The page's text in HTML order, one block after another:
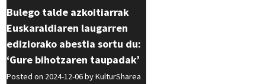
Bulego talde azkoitiarrak
Euskaraldiaren laugarren
ediziorako abestia sortu du:
‘Gure bihotzaren taupadak’
Posted on 2024-12-06 byKulturSharea